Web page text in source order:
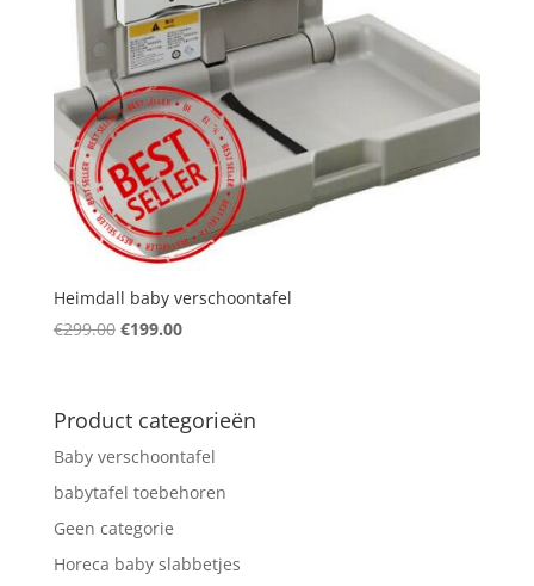
Heimdall baby verschoontafel
€299.00 Original
€299.00.
€199.00Current
€199.00.
Product categorieën
Baby verschoontafel
babytafel toebehoren
Geen categorie
Horeca baby slabbetjes